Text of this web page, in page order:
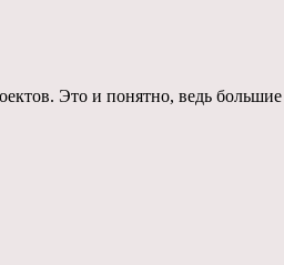
Это и понятно, ведь большие